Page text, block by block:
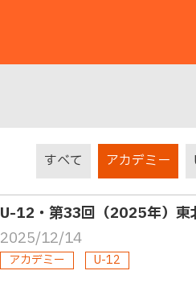
すべて アカデミー
U-12・第33回（2025年）東
2025/12/14
アカデミー U-12